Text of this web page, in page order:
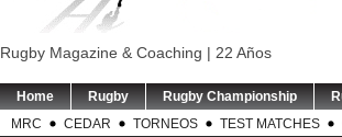
Rugby Magazine & Coaching | 22 Años
Home Rugby Rugby Championship
MRC
CEDAR TORNEOS TEST MATCHES